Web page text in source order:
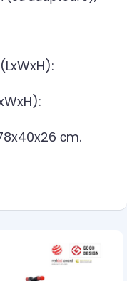
сm.